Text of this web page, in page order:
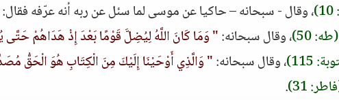
، وقال - سبحانه – حاكيا عن موسى لما سئل عن ربه أنه عرّفه فقال:
(طه: 50) ، وقال سبحانه:" وَمَا كَانَ اللَّهُ لِيُضِلَّ قَوْمًا بَعْدَ إِذْ هَدَاهُمْ حَتَّى
115) ، وقال سبحانه:" وَالَّذِي أَوْحَيْنَا إِلَيْكَ مِنَ الْكِتَابِ هُوَ الْحَقُّ
31)
.